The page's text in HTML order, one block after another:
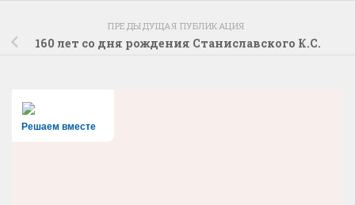
ПРЕДЫДУЩАЯ ПУБЛИКАЦИЯ
160 лет со дня рождения Станиславского К.С.
Решаем вместе